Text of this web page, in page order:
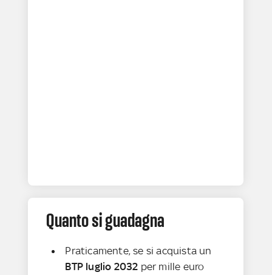
Quanto si guadagna
Praticamente, se si acquista un
BTP luglio 2032 per mille euro